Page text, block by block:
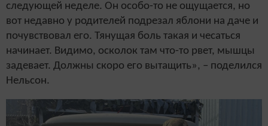
следующей неделе. Он особо-то не ощущается, но
вот недавно у родителей подрезал яблони на даче и
почувствовал его. Тянущая боль такая и чесаться
начинает. Видимо, осколок там что-то рвет, мышцы
задевает. Должны скоро его вытащить», – поделился
Нельсон.